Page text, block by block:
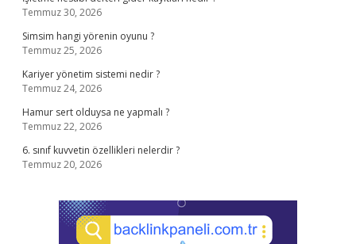
Temmuz 30, 2026
Simsim hangi yörenin oyunu ?
Temmuz 25, 2026
Kariyer yönetim sistemi nedir ?
Temmuz 24, 2026
Hamur sert olduysa ne yapmalı ?
Temmuz 22, 2026
6. sınıf kuvvetin özellikleri nelerdir ?
Temmuz 20, 2026